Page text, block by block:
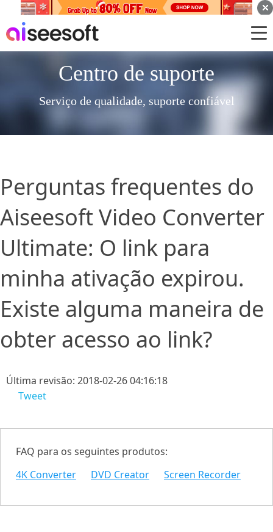
Centro de suporte
Serviço de qualidade, suporte confiável
Perguntas frequentes do
Aiseesoft Video Converter
Ultimate: O link para
minha ativação expirou.
Existe alguma maneira de
obter acesso ao link?
Última revisão: 2018-02-26 04:16:18
Tweet
FAQ para os seguintes produtos:
4K Converter
DVD Creator Screen Recorder